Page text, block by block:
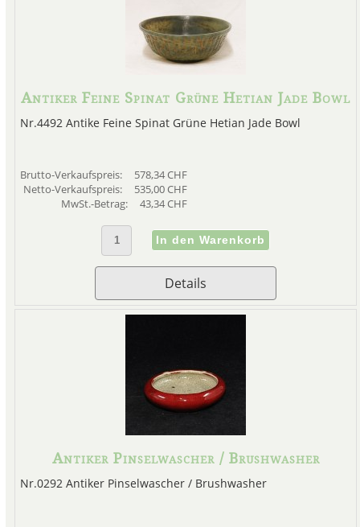
Antiker Feine Spinat Grüne Hetian Jade Bowl
Nr.4492 Antike Feine Spinat Grüne Hetian Jade Bowl
Brutto-Verkaufspreis:
578,34 CHF
Netto-Verkaufspreis:
535,00 CHF
MwSt.-Betrag:
43,34 CHF
Details
Antiker Pinselwascher / Brushwasher
Nr.0292 Antiker Pinselwascher / Brushwasher